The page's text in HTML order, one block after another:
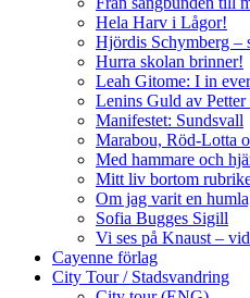
Hela Harv i Lågor!
Hjördis Schymberg –
Hurra skolan brinner!
Leah Gitome: I in
Lenins Guld av Petter
Manifestet: Sundsvall
Marabou, Röd-Lotta
Med hammare och
Mitt liv bortom
Om jag varit en
Sofia Bugges Sigill
Vi ses på Knaust –
Cayenne förlag
City Tour / Stadsvandring